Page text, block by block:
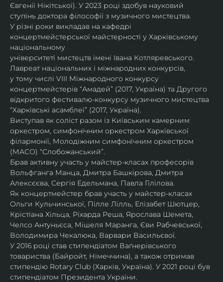
Євгенії Нікітської). У 2023 році здобув науковий
ступінь доктора філософії з музичного мистецтва.
У різні роки викладав на кафедрі
концертмейстерської майстерності у Харківському
національному
університеті мистецтв імені Івана Котляревського.
Лавреат національних і міжнародних конкурсів,
у тому числі VIII Міжнародного конкурсу
концертмейстерів “Амадей” (2017, Україна) та Другого
відкритого фестивалю-конкурсу музичного мистецтва
“Харківські асамблеї” (2017, Україна).
Виступав як соліст разом із Київським камерним
оркестром, симфонічним оркестром Харківської
філармонії, Молодіжним симфонічним оркестром
(МАСО) “Слобожанський”.
Брав активну участь у майстер-класах професорів
Вольфганга Манца, Дмитра Башкірова, Дмитра
Алексєєва, Сергія Едельмана, Павла Гілілова.
Як концертмейстер брав участь у майстер-класах
Ольги Кульчинської, Пілле Лілль, Елізабет Шютцер,
Крістіана Хільца, Ріхарда Реша, Ярослава Шемета,
Челсо Антуньєса, Мішеля Маранга, Єви Рабчевської,
Володимира Чекалюка, Варвари Васильєвої.
У 2016 році став стипендіатом Ваґнерівського
товариства (Байройт, Німеччина), а також отримав
стипендію Rotary Club (Харків, Україна). У 2021 році був
стипендіатом Президента України.